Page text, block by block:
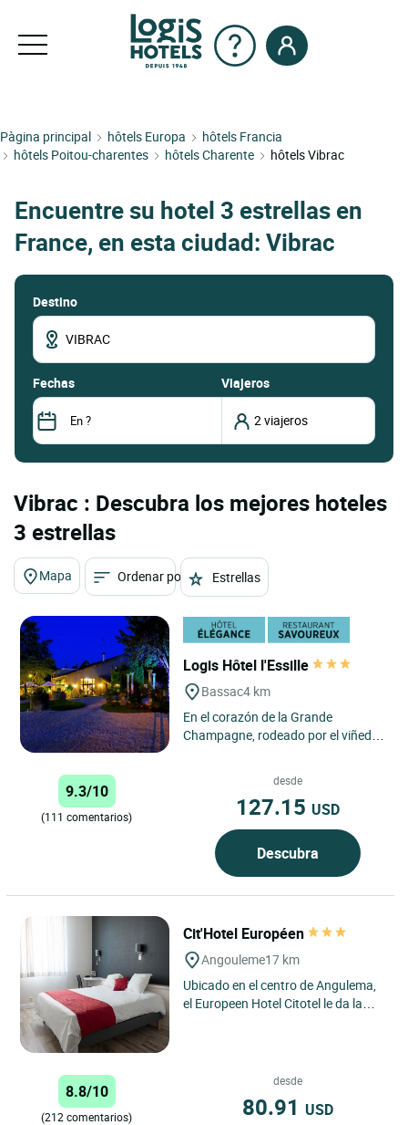
Pàgina principal hôtels Europa
hôtels Francia
hôtels Poitou-charentes
hôtels Charente hôtels Vibrac
Encuentre su hotel 3 estrellas en
France, en esta ciudad: Vibrac
Destino
fechas Viajeros
Vibrac : Descubra los mejores hoteles
3 estrellas
Mapa Ordenar por Estrellas
Logis Hôtel l'Essille
Bassac4 km
En el corazón de la Grande
Champagne, rodeado por el viñedo
9.3/10
(111 comentarios)
desde
127.15 USD
Descubra
Cit'Hotel Européen
Angouleme17 km
Ubicado en el centro de Angulema,
el Europeen Hotel Citotel le da la
8.8/10
(212 comentarios)
desde
80.91 USD